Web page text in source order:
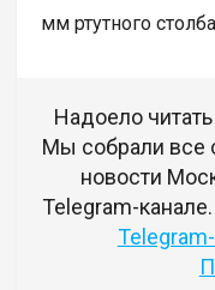
мм ртутного
Надоело
Мы собрали все
новости
Telegram-